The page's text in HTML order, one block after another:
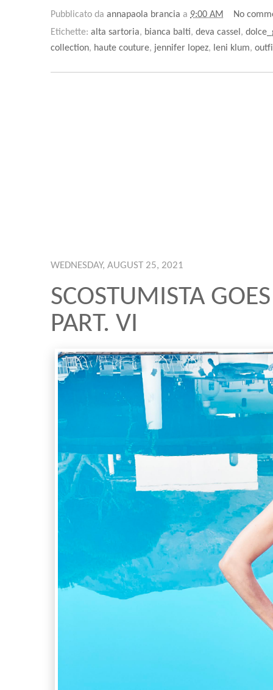
Pubblicato da annapaola brancia a 9:00 AM
No
Etichette: alta sartoria, bianca balti, deva cassel ,
collection, haute couture, jennifer lopez, leni klum,
WEDNESDAY, AUGUST 25, 2021
SCOSTUMISTA
PART. VI